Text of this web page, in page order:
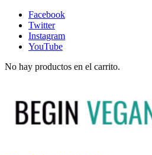
Facebook
Twitter
Instagram
YouTube
Search
No hay productos en el carrito.